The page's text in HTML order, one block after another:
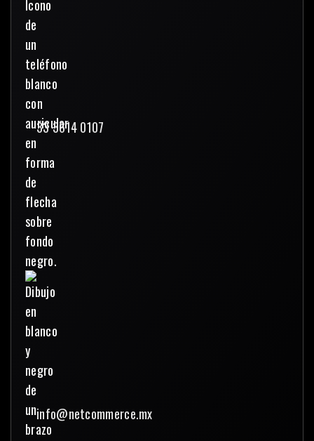
33 3614 0107
info@netcommerce.mx